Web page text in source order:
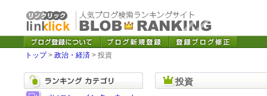
トップ> 政治・経済 > 投資
投資